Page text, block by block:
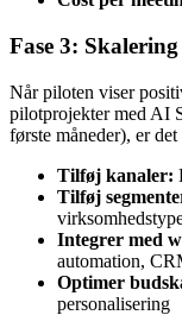
Fase 3:
Når piloten viser
pilotprojekter med AI
første måneder), er
Tilføj kanaler:
Tilføj
Integrer med
automation,
Optimer
personalisering